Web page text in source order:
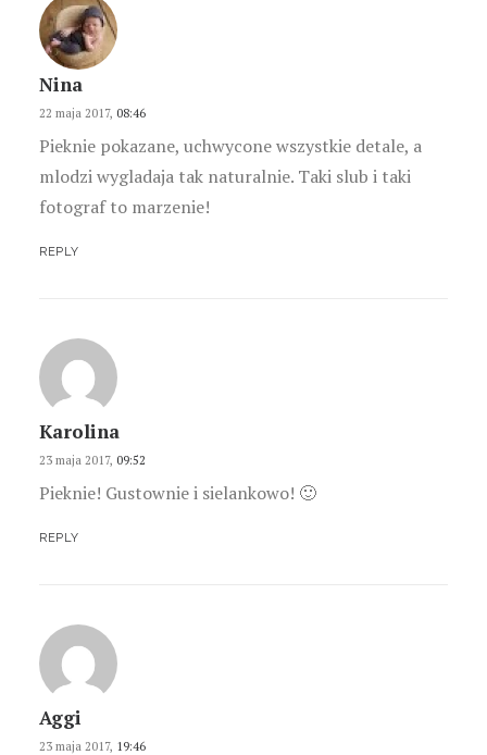
Nina
22 maja 2017, 08:46
Pieknie pokazane, uchwycone wszystkie detale, a
mlodzi wygladaja tak naturalnie. Taki slub i taki
fotograf to marzenie!
REPLY
Karolina
23 maja 2017, 09:52
Pieknie! Gustownie i sielankowo! 🙂
REPLY
Aggi
23 maja 2017, 19:46